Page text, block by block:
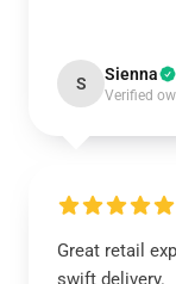
S Sienna
Verified
Great retail
swift delivery.